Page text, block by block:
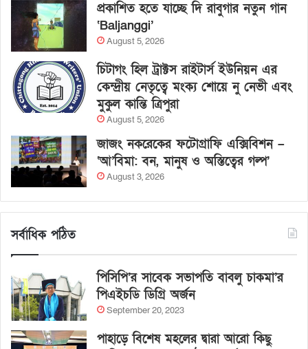
প্রকাশিত হতে যাচ্ছে দি রাবুগার নতুন গান
‘Baljanggi’
August 5, 2026
চিটাগং হিল ট্রাক্টস রাইটার্স ইউনিয়ন এর
কেন্দ্রীয় নেতৃত্বে মংক্য শোয়ে নু নেভী এবং
মুকুল কান্তি ত্রিপুরা
August 5, 2026
জাজং নকরেকের ফটোগ্রাফি এক্সিবিশন –
‘আ’বিমা: বন, মানুষ ও অস্তিত্বের গল্প’
August 3, 2026
সর্বাধিক পঠিত
পিসিপি’র সাবেক সভাপতি বাবলু চাকমা’র
পিএইচডি ডিগ্রি অর্জন
September 20, 2023
পাহাড়ে বিশেষ মহলের দ্বারা আরো কিছু